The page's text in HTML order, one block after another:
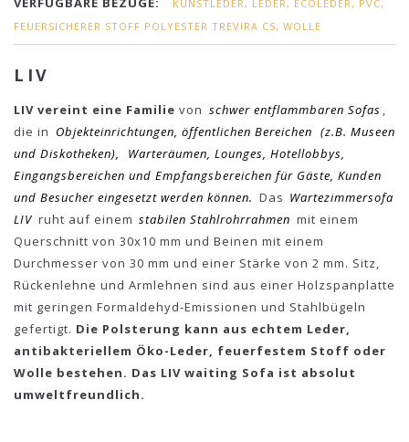
KUNSTLEDER, LEDER, ECOLEDER, PVC,
FEUERSICHERER STOFF POLYESTER TREVIRA CS, WOLLE
LIV
LIV vereint eine Familie von schwer entflammbaren Sofas ,
die in Objekteinrichtungen, öffentlichen Bereichen (z.B. Museen
und Diskotheken),
Warteräumen, Lounges, Hotellobbys,
Eingangsbereichen und Empfangsbereichen für Gäste, Kunden
und Besucher eingesetzt werden können. Das Wartezimmersofa
LIV ruht auf einem stabilen Stahlrohrrahmen mit einem
Querschnitt von 30x10 mm und Beinen mit einem
Durchmesser von 30 mm und einer Stärke von 2 mm. Sitz,
Rückenlehne und Armlehnen sind aus einer Holzspanplatte
mit geringen Formaldehyd-Emissionen und Stahlbügeln
gefertigt. Die Polsterung kann aus echtem Leder,
antibakteriellem Öko-Leder, feuerfestem Stoff oder
Wolle bestehen. Das LIV waiting Sofa ist absolut
umweltfreundlich.